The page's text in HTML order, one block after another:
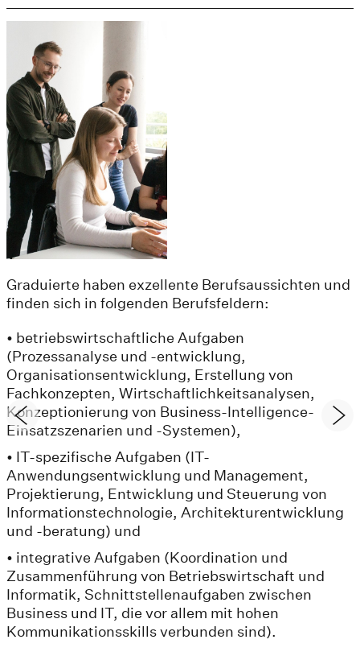
Graduierte haben exzellente Berufsaussichten und
finden sich in folgenden Berufsfeldern:
• betriebswirtschaftliche Aufgaben
(Prozessanalyse und -entwicklung,
Organisationsentwicklung, Erstellung von
Fachkonzepten, Wirtschaftlichkeitsanalysen,
Konzeptionierung von Business-Intelligence-
Einsatzszenarien und -Systemen),
• IT-spezifische Aufgaben (IT-
Anwendungsentwicklung und Management,
Projektierung, Entwicklung und Steuerung von
Informationstechnologie, Architekturentwicklung
und -beratung) und
• integrative Aufgaben (Koordination und
Zusammenführung von Betriebswirtschaft und
Informatik, Schnittstellenaufgaben zwischen
Business und IT, die vor allem mit hohen
Kommunikationsskills verbunden sind).